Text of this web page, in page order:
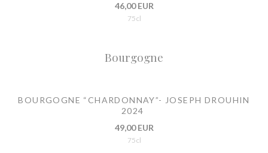
46,00 EUR
75cl
Bourgogne
BOURGOGNE “CHARDONNAY”- JOSEPH DROUHIN
2024
49,00 EUR
75cl